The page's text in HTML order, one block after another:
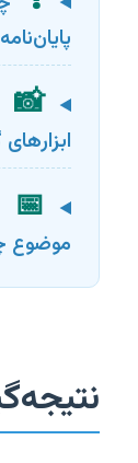
📸
📅
موضوع